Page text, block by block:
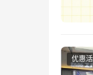
优惠